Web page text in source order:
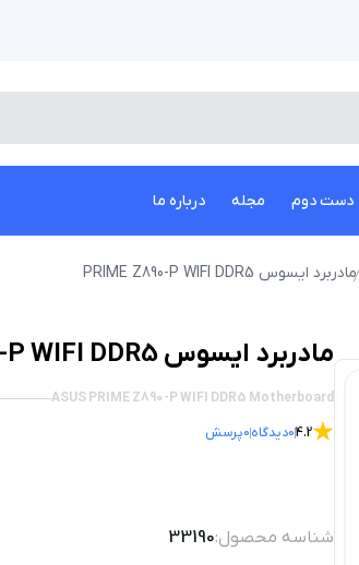
دست دوم مجله درباره ما
مادربرد ایسوس PRIME Z890-P WIFI DDR5
مادربرد ایسوس PRIME Z890-P WIFI DDR5
ASUS PRIME Z890-P WIFI DDR5 Motherboard
4.2
0دیدگاه0پرسش
شناسه محصول:33190